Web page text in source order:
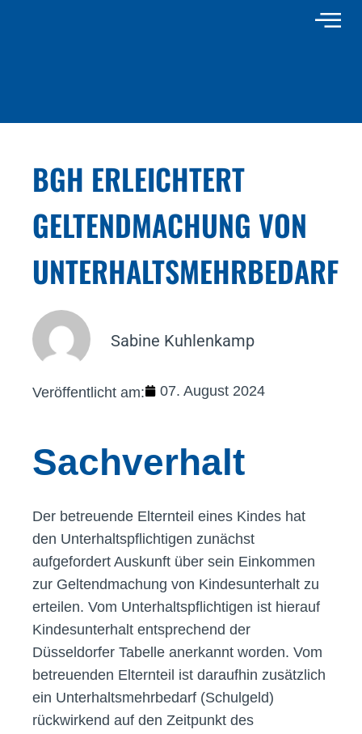
BGH ERLEICHTERT
GELTENDMACHUNG VON
UNTERHALTSMEHRBEDARF
Sabine Kuhlenkamp
Veröffentlicht am: 07. August 2024
Sachverhalt
Der betreuende Elternteil eines Kindes hat
den Unterhaltspflichtigen zunächst
aufgefordert Auskunft über sein Einkommen
zur Geltendmachung von Kindesunterhalt zu
erteilen. Vom Unterhaltspflichtigen ist hierauf
Kindesunterhalt entsprechend der
Düsseldorfer Tabelle anerkannt worden. Vom
betreuenden Elternteil ist daraufhin zusätzlich
ein Unterhaltsmehrbedarf (Schulgeld)
rückwirkend auf den Zeitpunkt des